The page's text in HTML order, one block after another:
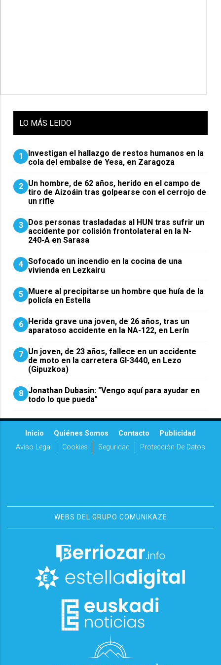
LO MÁS LEIDO
1
Investigan el hallazgo de restos humanos en la
cola del embalse de Yesa, en Zaragoza
2 Un hombre, de 62 años, herido en el campo de
tiro de Aizoáin tras golpearse con el cerrojo de
un rifle
3
​Dos personas trasladadas al HUN tras sufrir un
accidente por colisión frontolateral en la N-
240-A en Sarasa
4 Sofocado un incendio en la cocina de una
vivienda en Lezkairu
5
Muere al precipitarse un hombre que huía de la
policía en Estella
6
Herida grave una joven, de 26 años, tras un
aparatoso accidente en la NA-122, en Lerín
7 Un joven, de 23 años, fallece en un accidente
de moto en la carretera GI-3440, en Lezo
(Gipuzkoa)
8 Jonathan Dubasin: "Vengo aquí para ayudar en
todo lo que pueda"
Inicio Quiénes Somos Contacto
Publicidad
Aviso Legal
Cookies Seguridad Protección De Datos
WEBS DEL GRUPO COMUNIKAZE